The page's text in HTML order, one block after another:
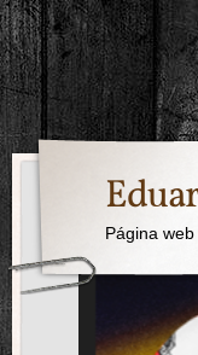
Página